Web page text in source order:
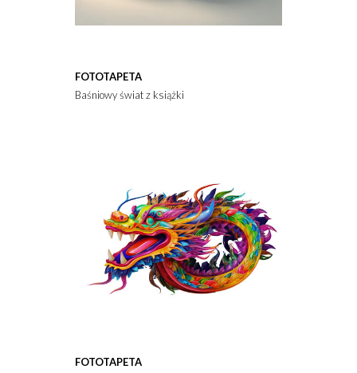
FOTOTAPETA
Baśniowy świat z książki
FOTOTAPETA